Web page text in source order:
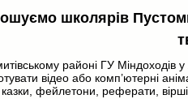
школярів
районі ГУ Міндоходів
відео або комп’ютерні
фейлетони, реферати, вірші,